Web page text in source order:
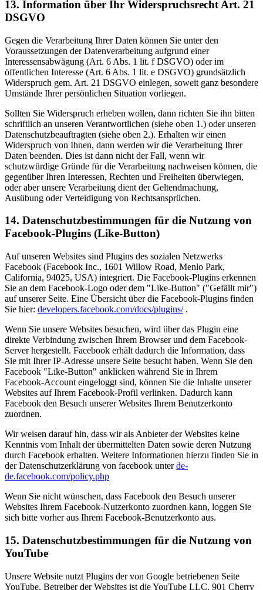
13. Information über Ihr Widerspruchsrecht Art. 21
DSGVO
Gegen die Verarbeitung Ihrer Daten können Sie unter den
Voraussetzungen der Datenverarbeitung aufgrund einer
Interessensabwägung (Art. 6 Abs. 1 lit. f DSGVO) oder im
öffentlichen Interesse (Art. 6 Abs. 1 lit. e DSGVO) grundsätzlich
Widerspruch gem. Art. 21 DSGVO einlegen, soweit ganz besondere
Umstände Ihrer persönlichen Situation vorliegen.
Sollten Sie Widerspruch erheben wollen, dann richten Sie ihn bitten
schriftlich an unseren Verantwortlichen (siehe oben 1.) oder unseren
Datenschutzbeauftragten (siehe oben 2.). Erhalten wir einen
Widerspruch von Ihnen, dann werden wir die Verarbeitung Ihrer
Daten beenden. Dies ist dann nicht der Fall, wenn wir
schutzwürdige Gründe für die Verarbeitung nachweisen können, die
gegenüber Ihren Interessen, Rechten und Freiheiten überwiegen,
oder aber unsere Verarbeitung dient der Geltendmachung,
Ausübung oder Verteidigung von Rechtsansprüchen.
14. Datenschutzbestimmungen für die Nutzung von
Facebook-Plugins (Like-Button)
Auf unseren Websites sind Plugins des sozialen Netzwerks
Facebook (Facebook Inc., 1601 Willow Road, Menlo Park,
California, 94025, USA) integriert. Die Facebook-Plugins erkennen
Sie an dem Facebook-Logo oder dem "Like-Button" ("Gefällt mir")
auf unserer Seite. Eine Übersicht über die Facebook-Plugins finden
Sie hier: developers.facebook.com/docs/plugins/.
Wenn Sie unsere Websites besuchen, wird über das Plugin eine
direkte Verbindung zwischen Ihrem Browser und dem Facebook-
Server hergestellt. Facebook erhält dadurch die Information, dass
Sie mit Ihrer IP-Adresse unsere Seite besucht haben. Wenn Sie den
Facebook "Like-Button" anklicken während Sie in Ihrem
Facebook-Account eingeloggt sind, können Sie die Inhalte unserer
Websites auf Ihrem Facebook-Profil verlinken. Dadurch kann
Facebook den Besuch unserer Websites Ihrem Benutzerkonto
zuordnen.
Wir weisen darauf hin, dass wir als Anbieter der Websites keine
Kenntnis vom Inhalt der übermittelten Daten sowie deren Nutzung
durch Facebook erhalten. Weitere Informationen hierzu finden Sie in
der Datenschutzerklärung von facebook unterde-
de.facebook.com/policy.php
Wenn Sie nicht wünschen, dass Facebook den Besuch unserer
Websites Ihrem Facebook-Nutzerkonto zuordnen kann, loggen Sie
sich bitte vorher aus Ihrem Facebook-Benutzerkonto aus.
15. Datenschutzbestimmungen für die Nutzung von
YouTube
Unsere Website nutzt Plugins der von Google betriebenen Seite
YouTube. Betreiber der Websites ist die YouTube LLC, 901 Cherry